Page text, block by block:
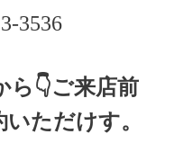
3536
ら👇ご来店前
ただけす。